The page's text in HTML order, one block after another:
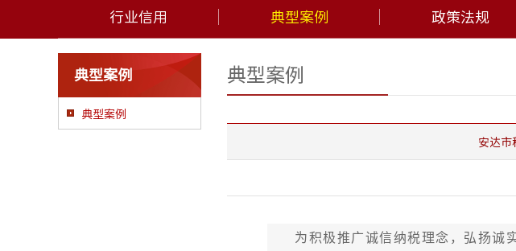
行业信用
典型案例 政策法规
典型案例
典型案例
典型案例
安达市
为积极推广诚信纳税理念，弘扬诚实